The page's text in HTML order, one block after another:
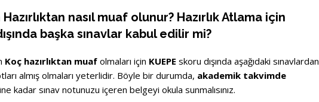
nasıl muaf olunur? Hazırlık Atlama için
başka sınavlar kabul edilir mi?
Koç hazırlıktan muaf olmaları için KUEPE skoru dışında aşağıdaki sınavlardan
almış olmaları yeterlidir. Böyle bir durumda, akademik takvimde
kadar sınav notunuzu içeren belgeyi okula sunmalısınız.